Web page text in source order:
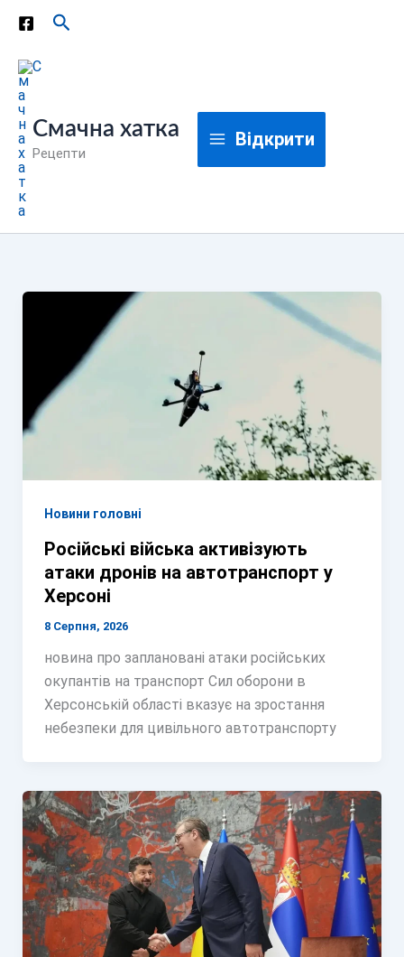
Перейти
вмісту
Пошук
Смачна хатка
Рецепти
Відкрити
Новини головні
Російські війська активізують
атаки дронів на автотранспорт у
Херсоні
8 Серпня, 2026
новина про заплановані атаки російських
окупантів на транспорт Сил оборони в
Херсонській області вказує на зростання
небезпеки для цивільного автотранспорту